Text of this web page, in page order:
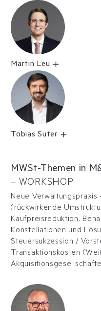
Martin Leu
Tobias Suter
MWSt-Themen in
– WORKSHOP
Neue Verwaltungspraxis
(rückwirkende
Kaufpreisreduktion;
Konstellationen und
Steuersukzession /
Transaktionskosten